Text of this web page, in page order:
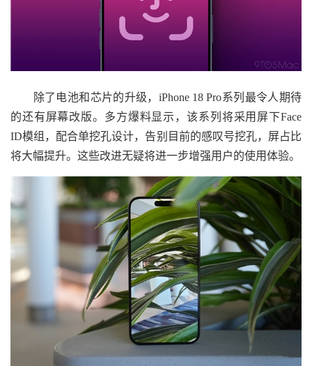
除了电池和芯片的升级，iPhone 18 Pro系列最令人期待
的还有屏幕改版。多方爆料显示，该系列将采用屏下Face
ID模组，配合单挖孔设计，告别目前的感叹号挖孔，屏占比
将大幅提升。这些改进无疑将进一步增强用户的使用体验。